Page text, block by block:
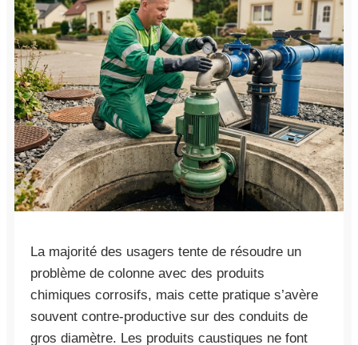
La majorité des usagers tente de résoudre un
problème de colonne avec des produits
chimiques corrosifs, mais cette pratique s’avère
souvent contre-productive sur des conduits de
gros diamètre. Les produits caustiques ne font